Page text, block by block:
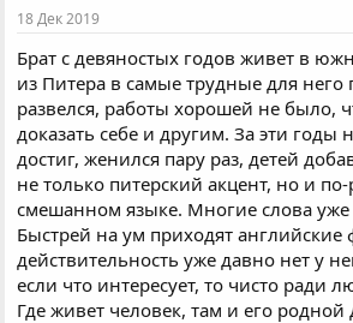
:
18 Дек 2019
Брат с девяностых годов живет в
из Питера в самые трудные для него
развелся, работы хорошей не было,
доказать себе и другим. За эти годы
достиг, женился пару раз, детей
не только питерский акцент, но и
смешанном языке. Многие слова
Быстрей на ум приходят
действительность уже давно нет у
если что интересует, то чисто ради
Где живет человек, там и его родной